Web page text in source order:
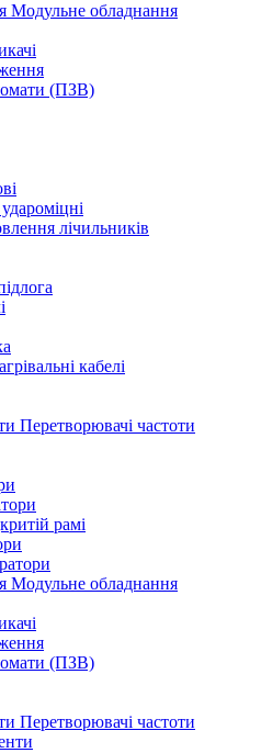
Модульне обладнання
(ПЗВ)
лічильників
кабелі
Перетворювачі частоти
рамі
Модульне обладнання
(ПЗВ)
Перетворювачі частоти